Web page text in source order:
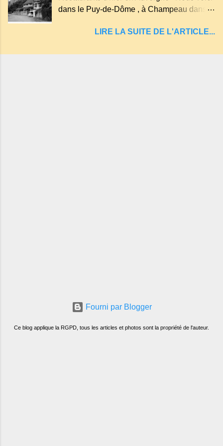
malheureux qui s'approchaient trop de
dans le Puy-de-Dôme , à Champeau dans
Servant . L'Hôtel-Restaurant Vindrié était
son jambon de pays et son poulet cocotte,
LIRE LA SUITE DE L'ARTICLE...
Fourni par Blogger
Ce blog applique la RGPD, tous les articles et photos sont la propriété de l'auteur.